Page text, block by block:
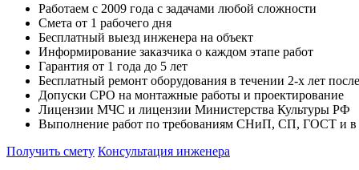
Работаем с 2009 года с задачами любой сложности
Смета от 1 рабочего дня
Бесплатный выезд инженера на объект
Информирование заказчика о каждом этапе работ
Гарантия от 1 года до 5 лет
Бесплатный ремонт оборудования в течении 2-х лет
Допуски СРО на монтажные работы и проектирование
Лицензии МЧС и лицензии Министерства Культуры РФ
Выполнение работ по требованиям СНиП, СП, ГОСТ и в
Получить смету Консультация инженера